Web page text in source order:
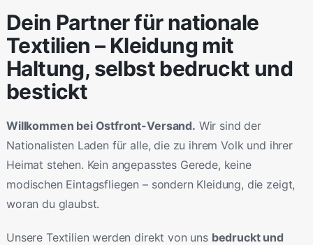
Dein Partner für nationale
Textilien – Kleidung mit
Haltung, selbst bedruckt und
bestickt
Willkommen bei Ostfront-Versand. Wir sind der
Nationalisten Laden für alle, die zu ihrem Volk und ihrer
Heimat stehen. Kein angepasstes Gerede, keine
modischen Eintagsfliegen – sondern Kleidung, die zeigt,
woran du glaubst.
Unsere Textilien werden direkt von uns bedruckt und